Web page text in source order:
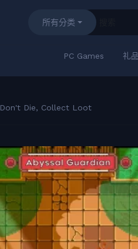
所有分类
PC Games 礼
Don't Die, Collect Loot